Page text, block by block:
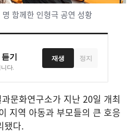
함께한 인형극 공연 성황
기
다.
재생 정지
문화연구소가 지난 20일 개최
지역 아동과 부모들의 큰 호응
됐다.